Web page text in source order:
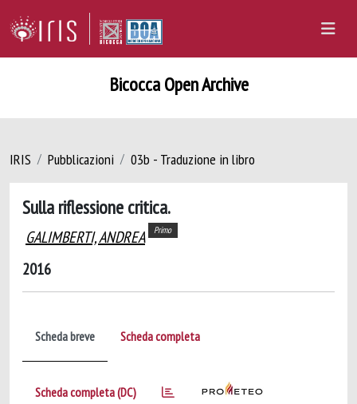
Bicocca Open Archive
IRIS Pubblicazioni 03b - Traduzione in libro
Sulla riflessione critica.
GALIMBERTI, ANDREA Primo
2016
Scheda breve Scheda completa
Scheda completa (DC)